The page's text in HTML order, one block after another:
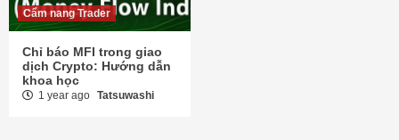
Cẩm nang Trader
Chỉ báo MFI trong giao
dịch Crypto: Hướng dẫn
khoa học
1 year ago Tatsuwashi